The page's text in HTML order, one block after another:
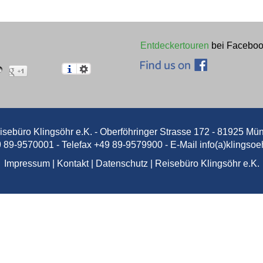
ERBE UND
4. BIS 8....
ehemalige K.u.K.
Entdeckertouren bei
Klingsöhr e.K. - Oberföhringer Strasse 172 - 81925
89-9570001 - Telefax +49 89-9579900 - E-Mail
Impressum| Kontakt| Datenschutz Reisebüro Klingsöhr e.K.